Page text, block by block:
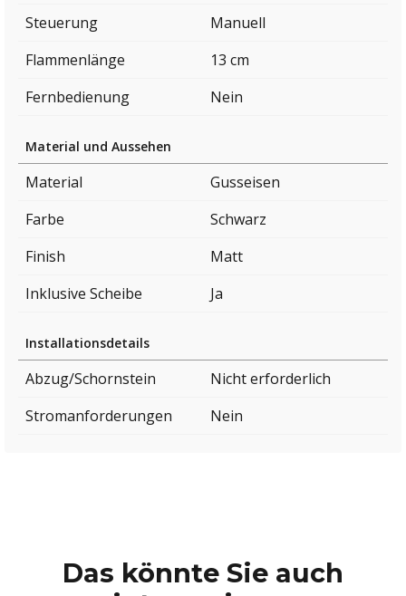
Steuerung
Manuell
Flammenlänge
13 cm
Fernbedienung
Nein
Material und Aussehen
Material
Gusseisen
Farbe
Schwarz
Finish
Matt
Inklusive Scheibe
Ja
Installationsdetails
Abzug/Schornstein
Nicht erforderlich
Stromanforderungen
Nein
Das könnte Sie auch